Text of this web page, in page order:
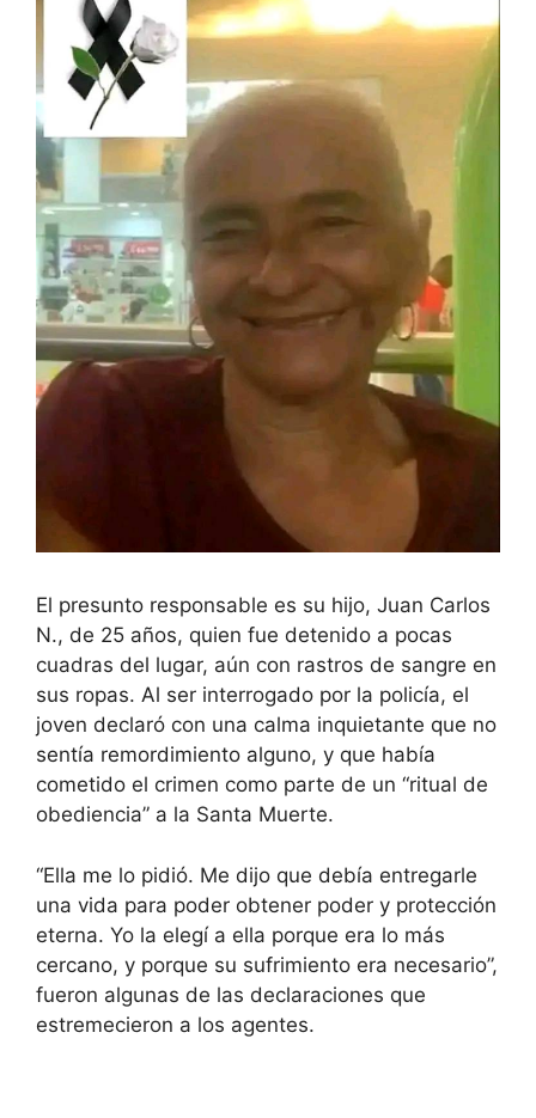
El presunto responsable es su hijo, Juan Carlos
N., de 25 años, quien fue detenido a pocas
cuadras del lugar, aún con rastros de sangre en
sus ropas. Al ser interrogado por la policía, el
joven declaró con una calma inquietante que no
sentía remordimiento alguno, y que había
cometido el crimen como parte de un “ritual de
obediencia” a la Santa Muerte.
“Ella me lo pidió. Me dijo que debía entregarle
una vida para poder obtener poder y protección
eterna. Yo la elegí a ella porque era lo más
cercano, y porque su sufrimiento era necesario”,
fueron algunas de las declaraciones que
estremecieron a los agentes.